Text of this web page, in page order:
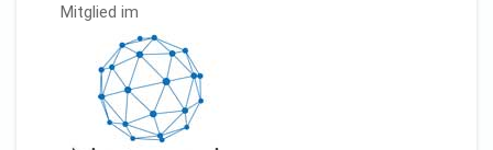
Mitglied im